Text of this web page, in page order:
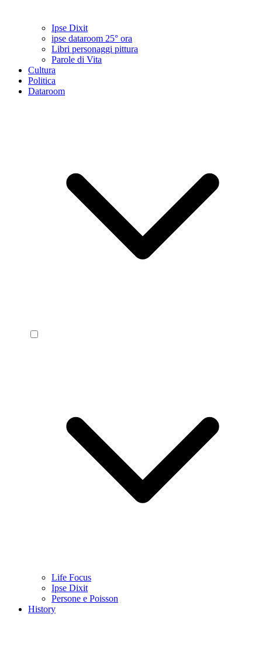
Ipse Dixit
ipse dataroom 25° ora
Libri personaggi pittura
Parole di Vita
Cultura
Politica
Dataroom
Life Focus
Ipse Dixit
Persone e Poisson
History